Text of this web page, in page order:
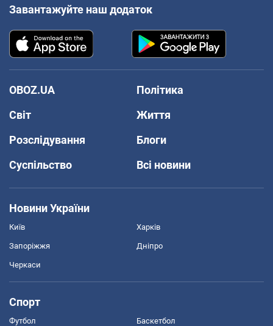
Завантажуйте наш додаток
OBOZ.UA
Політика
Світ
Життя
Розслідування
Блоги
Суспільство
Всі новини
Новини України
Київ Харків
Запоріжжя Дніпро
Черкаси
Спорт
Футбол Баскетбол